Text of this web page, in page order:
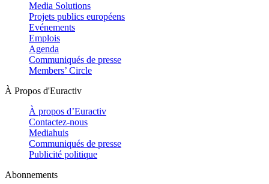
Media Solutions
Projets publics européens
Evénements
Emplois
Agenda
Communiqués de presse
Members’ Circle
À Propos d'Euractiv
À propos d’Euractiv
Contactez-nous
Mediahuis
Communiqués de presse
Publicité politique
Abonnements